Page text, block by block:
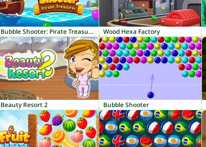
Bubble Shooter: Pirate Treasures Wood Hexa Factory
Beauty Resort 2 Bubble Shooter